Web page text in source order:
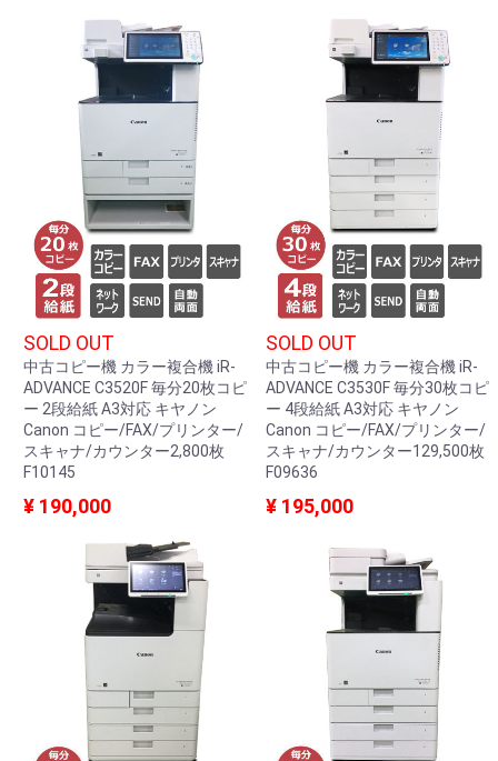
SOLD OUT
中古コピー機 カラー複合機 iR-
ADVANCE C3520F 毎分20枚コピ
ー 2段給紙 A3対応 キヤノン
Canon コピー/FAX/プリンター/
スキャナ/カウンター2,800枚
F10145
¥ 190,000
SOLD OUT
中古コピー機 カラー複合機 iR-
ADVANCE C3530F 毎分30枚コピ
ー 4段給紙 A3対応 キヤノン
Canon コピー/FAX/プリンター/
スキャナ/カウンター129,500枚
F09636
¥ 195,000